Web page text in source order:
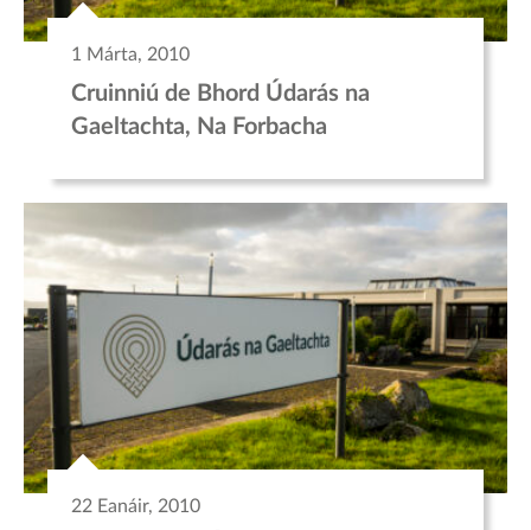
1 Márta, 2010
Cruinniú de Bhord Údarás na
Gaeltachta, Na Forbacha
22 Eanáir, 2010